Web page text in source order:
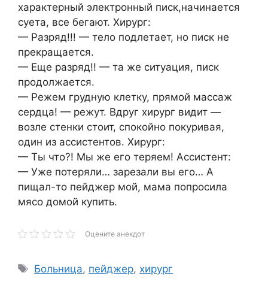
характерный электронный писк,начинается
суета, все бегают. Хирург:
— Разряд!!! — тело подлетает, но писк не
прекращается.
— Еще разряд!! — та же ситуация, писк
продолжается.
— Режем грудную клетку, прямой массаж
сердца! — режут. Вдруг хирург видит —
возле стенки стоит, спокойно покуривая,
один из ассистентов. Хирург:
— Ты что?! Мы же его теряем! Ассистент:
— Уже потеряли… зарезали вы его… А
пищал-то пейджер мой, мама попросила
мясо домой купить.
Оцените анекдот
Метки
Больница, пейджер, хирург